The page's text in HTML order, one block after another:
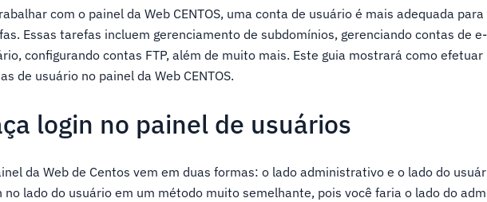
com o painel da Web CENTOS, uma conta de usuário é mais adequada
Essas tarefas incluem gerenciamento de subdomínios, gerenciando contas de
configurando contas FTP, além de muito mais. Este guia mostrará como efetuar
de usuário no painel da Web CENTOS.
login no painel de usuários
da Web de Centos vem em duas formas: o lado administrativo e o lado do
no lado do usuário em um método muito semelhante, pois você faria o lado do